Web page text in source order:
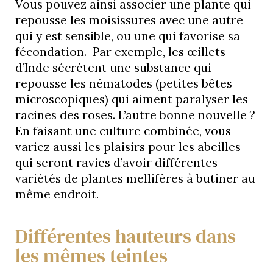
Vous pouvez ainsi associer une plante qui
repousse les moisissures avec une autre
qui y est sensible, ou une qui favorise sa
fécondation. Par exemple, les œillets
d’Inde sécrètent une substance qui
repousse les nématodes (petites bêtes
microscopiques) qui aiment paralyser les
racines des roses. L’autre bonne nouvelle ?
En faisant une culture combinée, vous
variez aussi les plaisirs pour les abeilles
qui seront ravies d’avoir différentes
variétés de plantes mellifères à butiner au
même endroit.
Différentes hauteurs dans
les mêmes teintes